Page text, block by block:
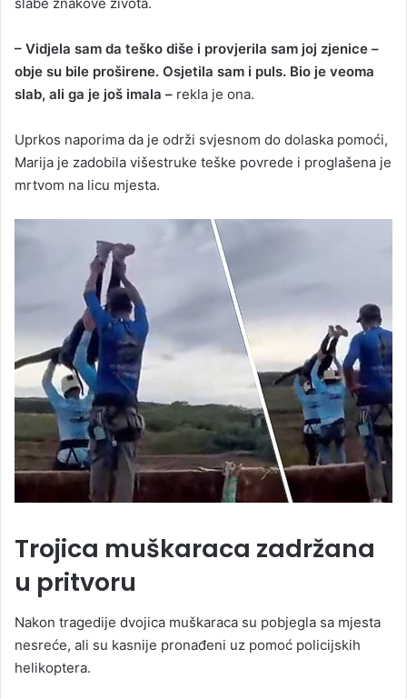
– Vidjela sam da teško diše i provjerila sam joj zjenice –
obje su bile proširene. Osjetila sam i puls. Bio je veoma
slab, ali ga je još imala – rekla je ona.
Uprkos naporima da je održi svjesnom do dolaska pomoći,
Marija je zadobila višestruke teške povrede i proglašena je
mrtvom na licu mjesta.
Trojica muškaraca zadržana
u pritvoru
Nakon tragedije dvojica muškaraca su pobjegla sa mjesta
nesreće, ali su kasnije pronađeni uz pomoć policijskih
helikoptera.